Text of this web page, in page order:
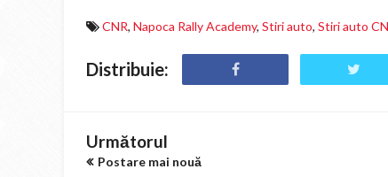
CNR, Napoca Rally Academy, Stiri auto, Stiri auto
Distribuie:
Următorul
Postare mai nouă